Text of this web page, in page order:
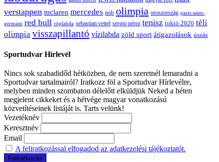
verstappen mclaren mercedes nob olimpia oroszország paris saint-
germain red bull röplabda sebastian vettel sergio pérez tenisz tokió 2020 téli
olimpia visszapillantó vízilabda zöld sport átigazolások úszás
Sportudvar Hírlevél
Nincs sok szabadidőd hétközben, de nem szeretnél lemaradni a
Sportudvar tartalmairól? Iratkozz föl a Sportudvar Hírlevélre,
melyben minden szombaton délelőtt elküldjük Neked a héten
megjelent cikkeket és a hétvége magyar vonatkozású
közvetítéseinek listáját is. Tarts velünk!
Vezetéknév
Keresztnév
Email
A feliratkozással elfogadod az adatkezelési tájékoztatót.